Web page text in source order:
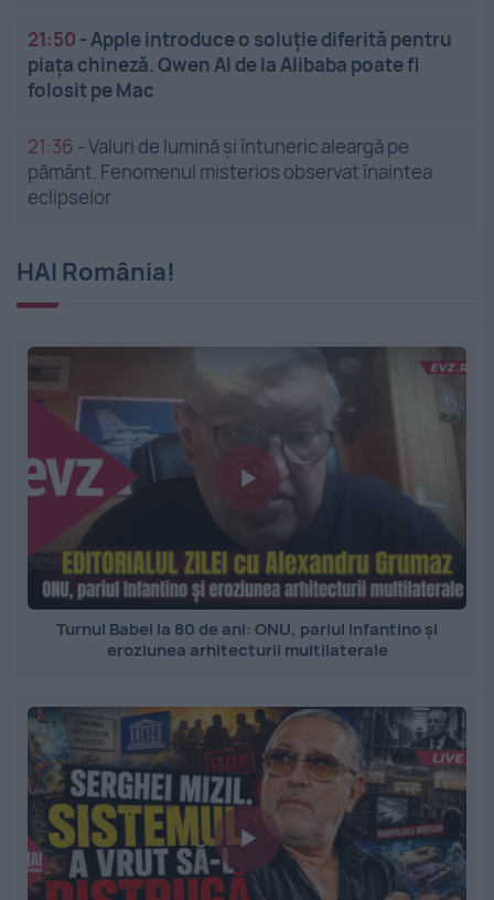
21:50 -Apple introduce o soluție diferită pentru
piața chineză. Qwen AI de la Alibaba poate fi
folosit pe Mac
21:36 -Valuri de lumină și întuneric aleargă pe
pământ. Fenomenul misterios observat înaintea
eclipselor
HAI România!
Turnul Babel la 80 de ani: ONU, pariul Infantino și
eroziunea arhitecturii multilaterale